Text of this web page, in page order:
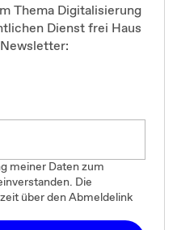
Thema Digitalisierung
Dienst frei Haus
meiner Daten zum
Die
über den Abmeldelink